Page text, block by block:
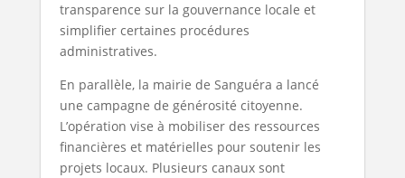
transparence sur la gouvernance locale et
simplifier certaines procédures
administratives.
En parallèle, la mairie de Sanguéra a lancé
une campagne de générosité citoyenne.
L’opération vise à mobiliser des ressources
financières et matérielles pour soutenir les
projets locaux. Plusieurs canaux sont